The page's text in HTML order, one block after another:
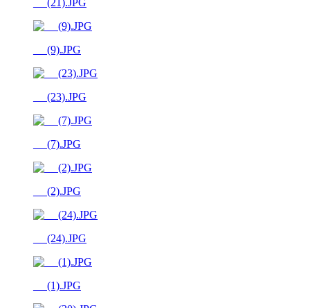
__ (9).JPG
__ (23).JPG
__ (7).JPG
__ (2).JPG
__ (24).JPG
__ (1).JPG